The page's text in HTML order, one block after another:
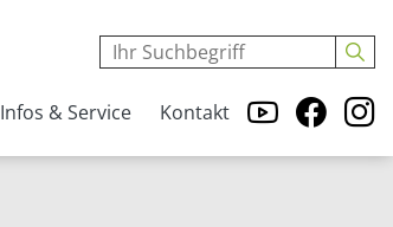
Infos & Service Kontakt